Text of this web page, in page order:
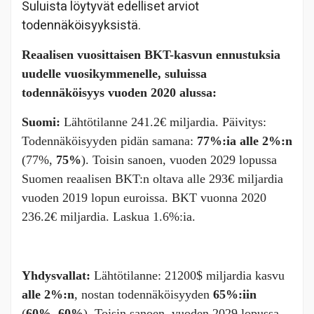
Suluista löytyvät edelliset arviot
todennäköisyyksistä.
Reaalisen vuosittaisen BKT-kasvun ennustuksia
uudelle vuosikymmenelle, suluissa
todennäköisyys vuoden 2020 alussa:
Suomi: Lähtötilanne 241.2€ miljardia. Päivitys:
Todennäköisyyden pidän samana: 77%:ia alle 2%:n
(77%, 75%). Toisin sanoen, vuoden 2029 lopussa
Suomen reaalisen BKT:n oltava alle 293€ miljardia
vuoden 2019 lopun euroissa. BKT vuonna 2020
236.2€ miljardia. Laskua 1.6%:ia.
Yhdysvallat: Lähtötilanne: 21200$ miljardia kasvu
alle 2%:n, nostan todennäköisyyden 65%:iin